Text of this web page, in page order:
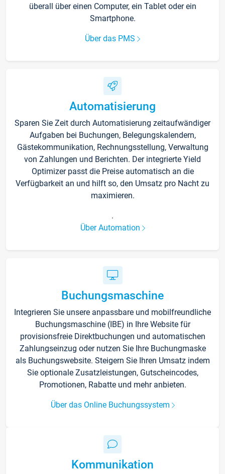
überall über einen Computer, ein Tablet oder ein
Smartphone.
Über das PMS
Automatisierung
Sparen Sie Zeit durch Automatisierung zeitaufwändiger
Aufgaben bei Buchungen, Belegungskalendern,
Gästekommunikation, Rechnungsstellung, Verwaltung
von Zahlungen und Berichten. Der integrierte Yield
Optimizer passt die Preise automatisch an die
Verfügbarkeit an und hilft so, den Umsatz pro Nacht zu
maximieren.
.
Über Automation
Buchungsmaschine
Integrieren Sie unsere anpassbare und mobilfreundliche
Buchungsmaschine (IBE) in Ihre Website für
provisionsfreie Direktbuchungen und automatischen
Zahlungseinzug oder nutzen Sie Ihre Buchungmaske
als Buchungswebsite. Steigern Sie Ihren Umsatz indem
Sie optionale Zusatzleistungen, Gutscheincodes,
Promotionen, Rabatte und mehr anbieten.
Über das Online Buchungssystem
Kommunikation